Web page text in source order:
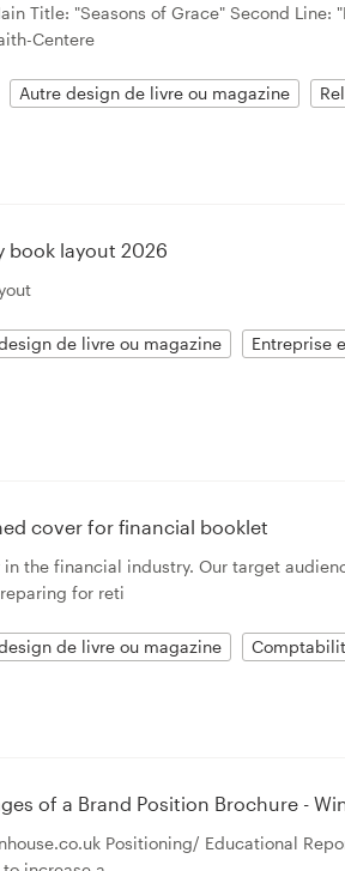
Title: "Seasons of Grace" Second Line:
Centere
Autre design de livre ou magazine
book layout 2026
de livre ou magazine Entreprise
cover for financial booklet
in the financial industry. Our target
for reti
de livre ou magazine
of a Brand Position Brochure -
Positioning/ Educational